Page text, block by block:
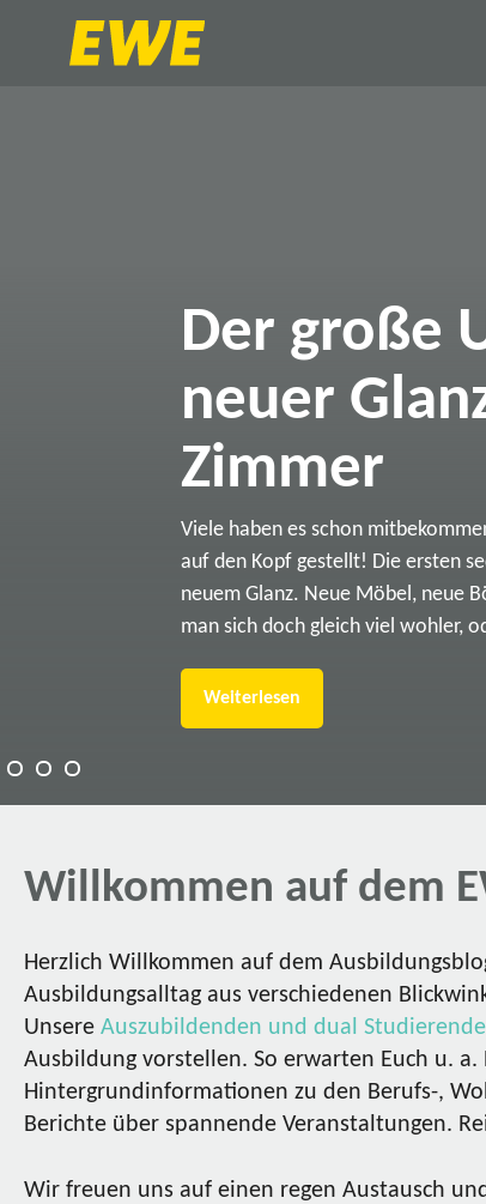
Der große
neuer
Zimmer
Viele haben es schon
auf den Kopf gestellt! Die ersten
neuem Glanz. Neue Möbel, neue
man sich doch gleich viel wohler,
Weiterlesen
Willkommen auf dem
Herzlich Willkommen auf dem
Ausbildungsalltag aus verschiedenen
Unsere Auszubildenden und dual
Ausbildung vorstellen. So erwarten Euch u.
Hintergrundinformationen zu den Berufs-,
Berichte über spannende Veranstaltungen.
Wir freuen uns auf einen regen Austausch